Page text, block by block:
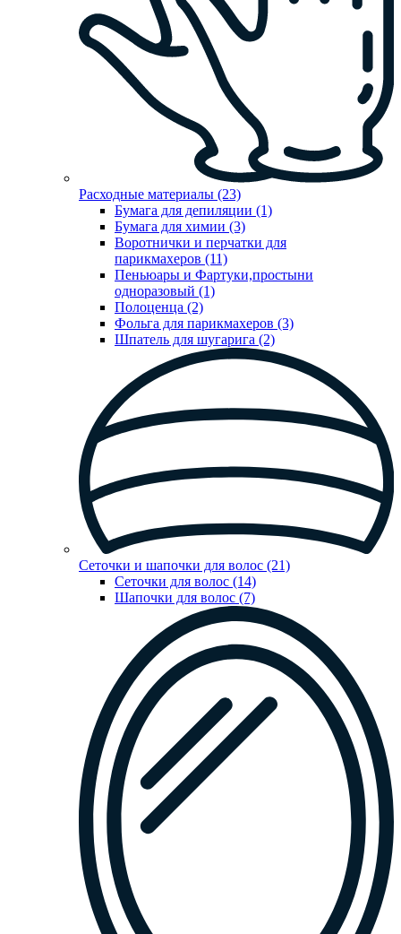
Расходные материалы (23)
Бумага для депиляции (1)
Бумага для химии (3)
Воротнички и перчатки для
парикмахеров (11)
Пеньюары и Фартуки,простыни
одноразовый (1)
Полоценца (2)
Фольга для парикмахеров (3)
Шпатель для шугарига (2)
Сеточки и шапочки для волос (21)
Сеточки для волос (14)
Шапочки для волос (7)